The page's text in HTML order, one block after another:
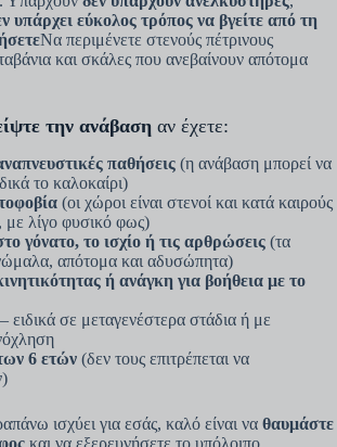
υπάρχει εύκολος τρόπος να βγείτε από τη
Να περιμένετε στενούς πέτρινους
και σκάλες που ανεβαίνουν απότομα
την ανάβαση αν έχετε:
παθήσεις (η ανάβαση μπορεί να
το καλοκαίρι)
(οι χώροι είναι στενοί και κατά καιρούς
με λίγο φυσικό φως)
γόνατο, το ισχίο ή τις αρθρώσεις (τα
απότομα και αδυσώπητα)
ή ανάγκη για βοήθεια με το
ειδικά σε μεταγενέστερα στάδια ή με
6 ετών (δεν τους επιτρέπεται να
ισχύει για εσάς, καλό είναι να θαυμάστε